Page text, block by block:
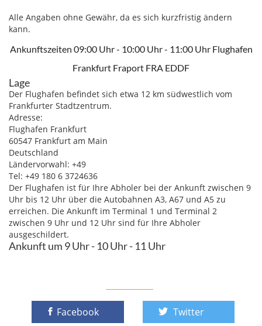
Alle Angaben ohne Gewähr, da es sich kurzfristig ändern
kann.
Ankunftszeiten 09:00 Uhr - 10:00 Uhr - 11:00 Uhr Flughafen
Frankfurt Fraport FRA EDDF
Lage
Der Flughafen befindet sich etwa 12 km südwestlich vom
Frankfurter Stadtzentrum.
Adresse:
Flughafen Frankfurt
60547 Frankfurt am Main
Deutschland
Ländervorwahl: +49
Tel: +49 180 6 3724636
Der Flughafen ist für Ihre Abholer bei der Ankunft zwischen 9
Uhr bis 12 Uhr über die Autobahnen A3, A67 und A5 zu
erreichen. Die Ankunft im Terminal 1 und Terminal 2
zwischen 9 Uhr und 12 Uhr sind für Ihre Abholer
ausgeschildert.
Ankunft um 9 Uhr - 10 Uhr - 11 Uhr
Facebook Twitter